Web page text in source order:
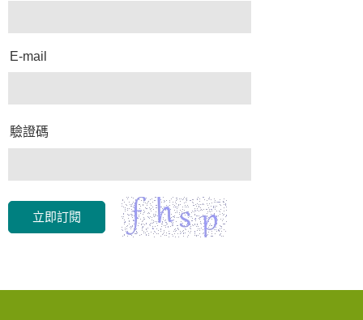
E-mail
驗證碼
立即訂閱